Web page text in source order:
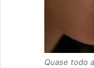
Quase todo